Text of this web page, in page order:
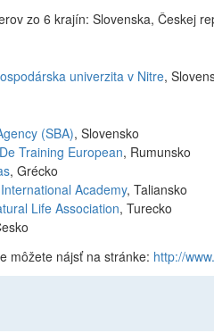
zo 6 krajín: Slovenska, Českej
univerzita v Nitre,
(SBA), Slovensko
Training European, Rumunsko
, Grécko
Academy, Taliansko
Life Association, Turecko
môžete nájsť na stránke: http://